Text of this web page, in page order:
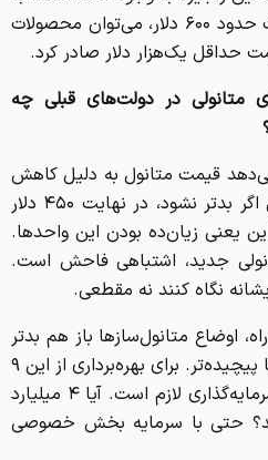
جای صادرات پروپان با قیمت حدود ۶۰۰ دلار، می‌توان محصولات
حداقل یک‌هزار دلار صادر کرد.
متانولی در دولت‌های قبلی چه
روند بازارهای جهانی نشان می‌دهد قیمت ‎متانول به دلیل کاهش
تقاضای چین در سالیان آتی اگر بدتر نشود، در نهایت ۴۵۰ دلار
یعنی زیان‌ده ‌بودن این واحدها.
جدید، اشتباهی فاحش است.
نگاه کنند نه مقطعی.
در راه، اوضاع متانول‌سازها باز هم بدتر
خواهد شد و حل مسئله آن‌ها پیچیده‌تر. برای بهره‌برداری از این ۹
طرح، حدود ۴ میلیارد دلار سرمایه‌گذاری لازم است. آیا ۴ میلیارد
شد؟ حتی با سرمایه بخش خصوصی